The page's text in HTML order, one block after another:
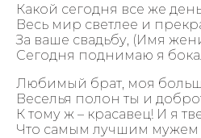
Какой сегодня все же
Весь мир светлее и
За ваше свадьбу, (Имя
Сегодня поднимаю я
Любимый брат, моя
Веселья полон ты и
К тому ж – красавец! И я
Что самым лучшим мужем